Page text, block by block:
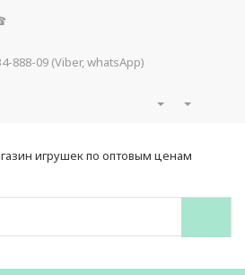
888-09 (Viber, whatsApp)